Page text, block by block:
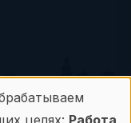
целях: Работа